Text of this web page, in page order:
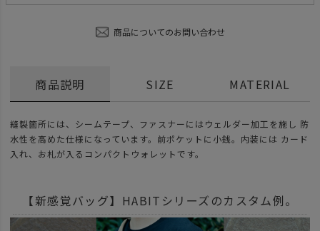
商品についてのお問い合わせ
商品説明
縫製箇所には、シームテープ、ファスナーにはウェルダー加工を施し 防
水性を高めた仕様になっています。前ポケットに小銭。内装には カード
入れ、お札が入るコンパクトウォレットです。
【新感覚バッグ】HABITシリーズのカスタム例。
SIZE MATERIAL